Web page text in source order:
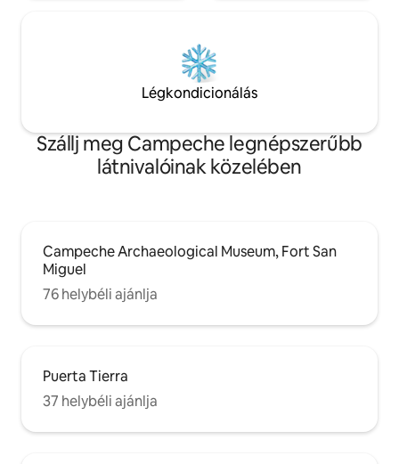
Légkondicionálás
Szállj meg Campeche legnépszerűbb
látnivalóinak közelében
Campeche Archaeological Museum, Fort San
Miguel
76 helybéli ajánlja
Puerta Tierra
37 helybéli ajánlja